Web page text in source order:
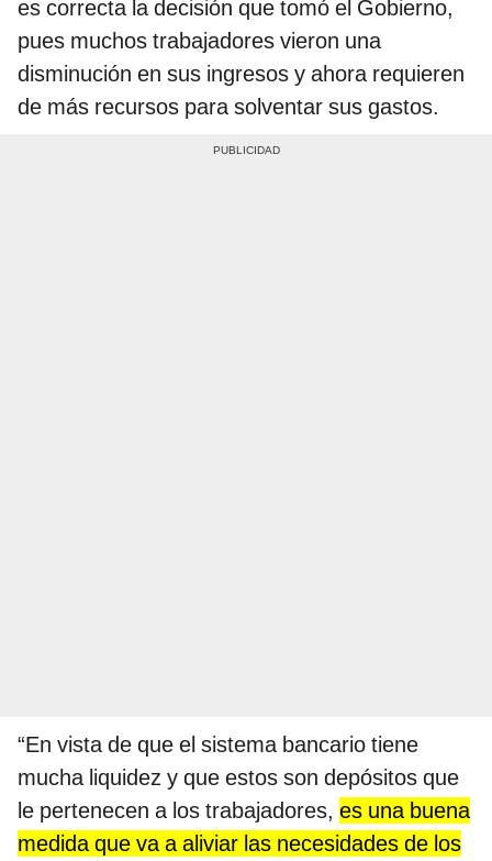
es correcta la decisión que tomó el Gobierno,
pues muchos trabajadores vieron una
disminución en sus ingresos y ahora requieren
de más recursos para solventar sus gastos.
“En vista de que el sistema bancario tiene
mucha liquidez y que estos son depósitos que
le pertenecen a los trabajadores, es una buena
medida que va a aliviar las necesidades de los